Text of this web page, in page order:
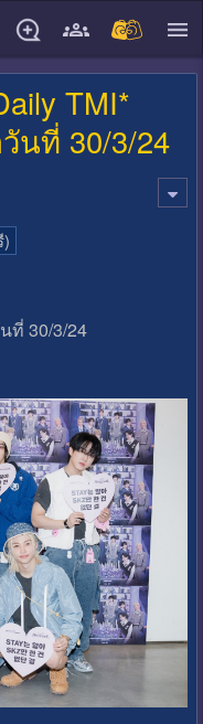
TMI*
นที่ 30/3/24
ที่ 30/3/24
close